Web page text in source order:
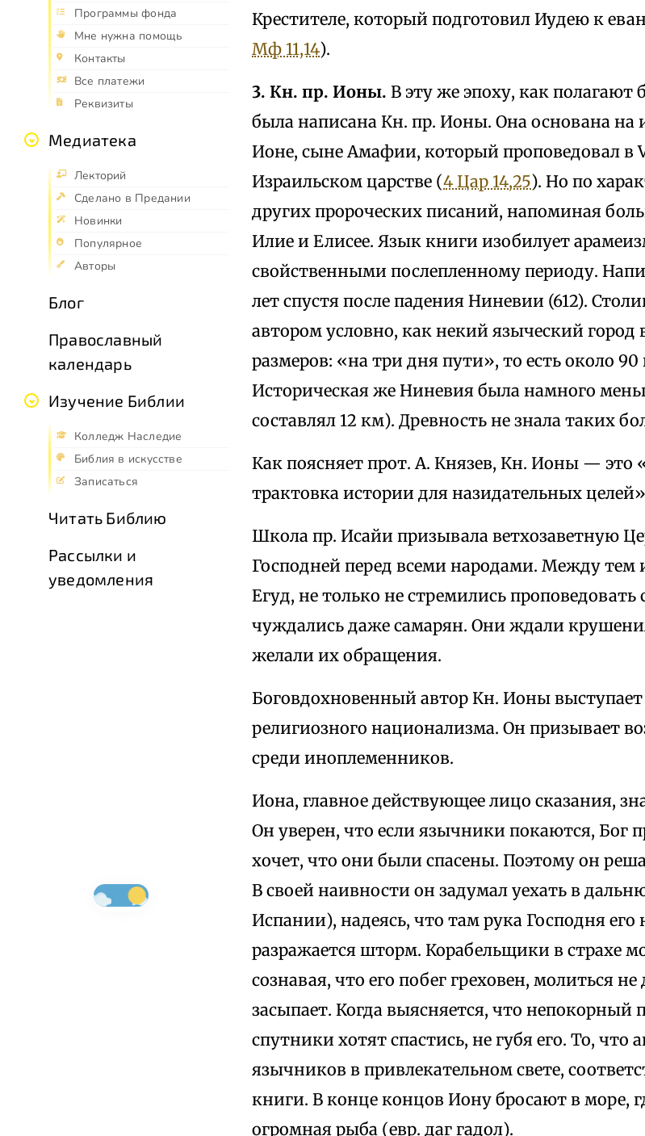
Программы фонда
Мне нужна помощь
Контакты
Все платежи
Реквизиты
Медиатека
Лекторий
Сделано в Предании
Новинки
Популярное
Авторы
Блог
Православный
календарь
Изучение Библии
Колледж Наследие
Библия в искусстве
Записаться
Читать Библию
Рассылки и
уведомления
Крестителе, который подготовил Иудею к
Мф 11,14).
3. Кн. пр. Ионы. В эту же эпоху, как полагают
была написана Кн. пр. Ионы. Она основана на
Ионе, сыне Амафии, который проповедовал в
Израильском царстве (4 Цар 14,25). Но по
других пророческих писаний, напоминая
Илие и Елисее. Язык книги изобилует
свойственными послепленному периоду.
лет спустя после падения Ниневии (612).
автором условно, как некий языческий
размеров: «на три дня пути», то есть около
Историческая же Ниневия была намного
составлял 12 км). Древность не знала таких
Как поясняет прот. А. Князев, Кн. Ионы — это
трактовка истории для назидательных
Школа пр. Исайи призывала ветхозаветную
Господней перед всеми народами. Между тем
Егуд, не только не стремились
чуждались даже самарян. Они ждали
желали их обращения.
Боговдохновенный автор Кн. Ионы выступает
религиозного национализма. Он призывает
среди иноплеменников.
Иона, главное действующее лицо сказания,
Он уверен, что если язычники покаются, Бог
хочет, что они были спасены. Поэтому он
В своей наивности он задумал уехать в
Испании), надеясь, что там рука Господня его
разражается шторм. Корабельщики в страхе
сознавая, что его побег греховен, молиться
засыпает. Когда выясняется, что
спутники хотят спастись, не губя его. То, что
язычников в привлекательном свете,
книги. В конце концов Иону бросают в море,
огромная рыба (евр. даг гадол).